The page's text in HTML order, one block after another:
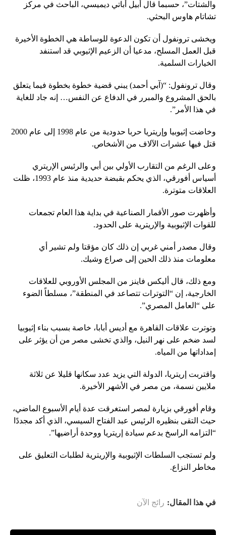
والشتات”، حسبما قال أبيل أباتي ديميسي، الباحث في مركز
تشاتام هاوس البحثي.
ويخشى ترونفول أن تكون الدعوة للوساطة هي الخطوة الأخيرة
قبل العمل المسلح، مدعيا أن الزعيم الإثيوبي قد استنفد
الخيارات السلمية.
وقال ترونفول: “(آبي أحمد) يبني قضية خطوة بخطوة فيما يتعلق
بالحق المشروع والمبرر في الدفاع عن النفس… إنه جاد للغاية
في هذا الأمر”.
وخاضت إثيوبيا وإريتريا حربا حدودية من عام 1998 إلى عام 2000
قتل فيها عشرات الآلاف من الأشخاص.
وعلى الرغم من التقارب الأولي بين أبي والرئيس الإريتري
أسياس أفورقي، الذي يحكم بقبضة حديدية منذ عام 1993، ظلت
العلاقات متوترة.
وأظهرت صور الأقمار الصناعية في بداية هذا العام تجمعات
للقوات الإثيوبية والإريترية على الحدود.
وقال مصدر أمني غربي إن ذلك كان مؤقتا ولم تشير أي
معلومات منذ ذلك الحين إلى صراع وشيك.
ومع ذلك، قال أليكس فاينز من المجلس الأوروبي للعلاقات
الخارجية، إن “التوترات تتصاعد في المنطقة”، مسلطاً الضوء
على “العامل المصري”.
وتوترت علاقات القاهرة مع أديس أبابا، خاصة بسبب بناء إثيوبيا
لسد ضخم على نهر النيل، والذي تخشى مصر من أن يؤثر على
إمداداتها من المياه.
واقتربت إريتريا، الدولة التي يزيد عدد سكانها قليلا عن ثلاثة
ملايين نسمة، من مصر في الأشهر الأخيرة.
وقام أفورقي بزيارة لمصر استغرقت عدة أيام الأسبوع الماضي،
حيث التقى بنظيره الرئيس عبد الفتاح السيسي، الذي أكد مجددًا
“التزامه الراسخ بدعم سيادة إريتريا ووحدة أراضيها”.
ولم تستجب السلطات الإثيوبية والإريترية لطلبات التعليق على
مخاطر النزاع.
في هذا المقال: رائج الآن